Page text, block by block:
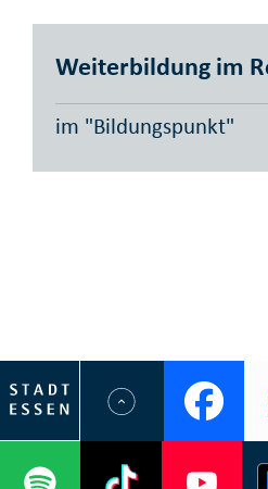
Weiterbildung im
im "Bildungspunkt"